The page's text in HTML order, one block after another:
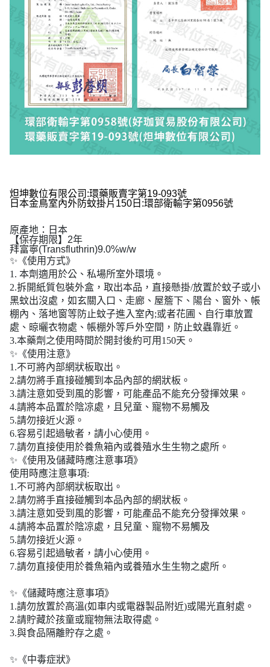
炟坤數位有限公司:環藥販賣字第19-093號
日本金鳥室內外防蚊掛片150日:環部衛輸字第0956號
原產地：日本
【保存期限】2年
拜富寧(Transfluthrin)9.0%w/w
✨《使用方式》
1. 本劑適用於公、私場所室外環境。
2.拆開紙質包裝外盒，取出本品，直接懸掛/放置於蚊子或小
黑蚊出沒處，如玄關入口、走廊、屋簷下、陽台、窗外、帳
棚內、落地窗等防止蚊子進入室內;或者花圃、自行車放置
處、晾曬衣物處、帳棚外等戶外空間，防止蚊蟲靠近。
3.本藥劑之使用時間於開封後約可用150天。
✨《使用注意》
1.不可將內部網狀板取出。
2.請勿將手直接碰觸到本品內部的網狀板。
3.請注意如受到風的影響，可能產品不能充分發揮效果。
4.請將本品置於陰凉處，且兒童、寵物不易觸及
5.請勿接近火源。
6.容易引起過敏者，請小心使用。
7.請勿直接使用於養魚箱內或養殖水生生物之處所。
✨《使用及儲藏時應注意事項》
使用時應注意事項:
1.不可將內部網狀板取出。
2.請勿將手直接碰觸到本品內部的網狀板。
3.請注意如受到風的影響，可能產品不能充分發揮效果。
4.請將本品置於陰凉處，且兒童、寵物不易觸及
5.請勿接近火源。
6.容易引起過敏者，請小心使用。
7.請勿直接使用於養魚箱內或養殖水生生物之處所。
✨《儲藏時應注意事項》
1.請勿放置於高溫(如車内或電器製品附近)或陽光直射處。
2.請貯藏於孩童或寵物無法取得處。
3.與食品隔離貯存之處。
✨《中毒症狀》